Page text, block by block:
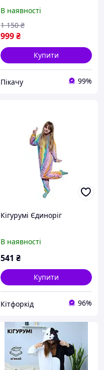
В наявності
999₴
1 150 ₴
Купити
Пікачу 99%
Кігурумі Єдиноріг
В наявності
541 ₴
Купити
Кітфоркід 96%